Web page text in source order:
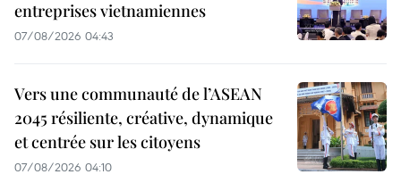
entreprises vietnamiennes
07/08/2026 04:43
Vers une communauté de l’ASEAN
2045 résiliente, créative, dynamique
et centrée sur les citoyens
07/08/2026 04:10